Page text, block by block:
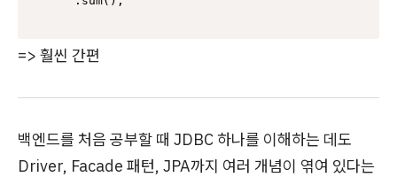
=> 훨씬 간편
백엔드를 처음 공부할 때 JDBC 하나를 이해하는 데도
Driver, Facade 패턴, JPA까지 여러 개념이 엮여 있다는